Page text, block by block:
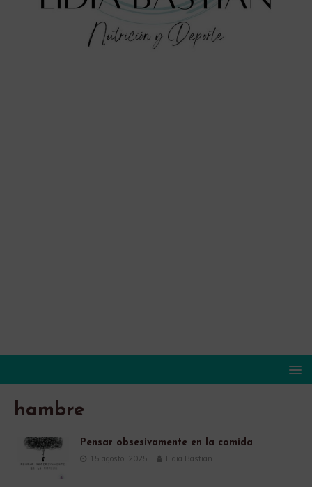
hambre
Pensar obsesivamente en la comida
15 agosto, 2025 Lidia Bastian